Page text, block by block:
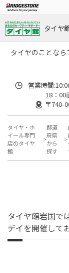
タイヤ
タイヤのことな
営業時間
18：00
〒740-
タイヤ・ホ
イール専門
店のタイヤ
館
都道
府県
から
探す
タイヤ館岩国で
デイを開催して